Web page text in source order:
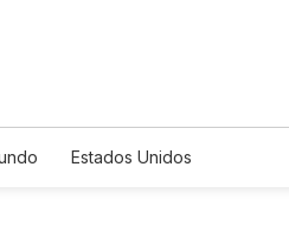
Estados Unidos